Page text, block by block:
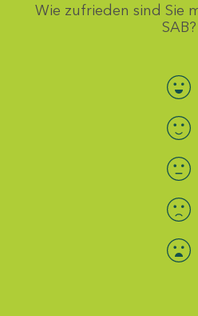
Wie zufrieden sind Sie
SAB?